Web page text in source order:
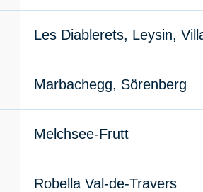
Les Diablerets, Leysin,
Marbachegg, Sörenberg
Melchsee-Frutt
Robella Val-de-Travers